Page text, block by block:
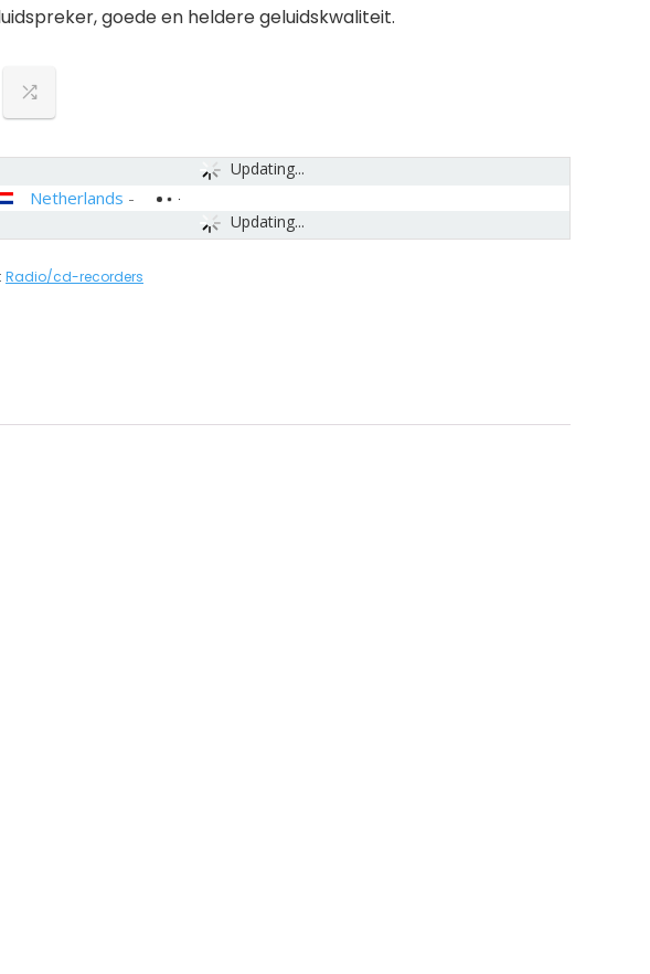
goede en heldere geluidskwaliteit.
Updating...
Updating...
Netherlands -
Radio/cd-recorders